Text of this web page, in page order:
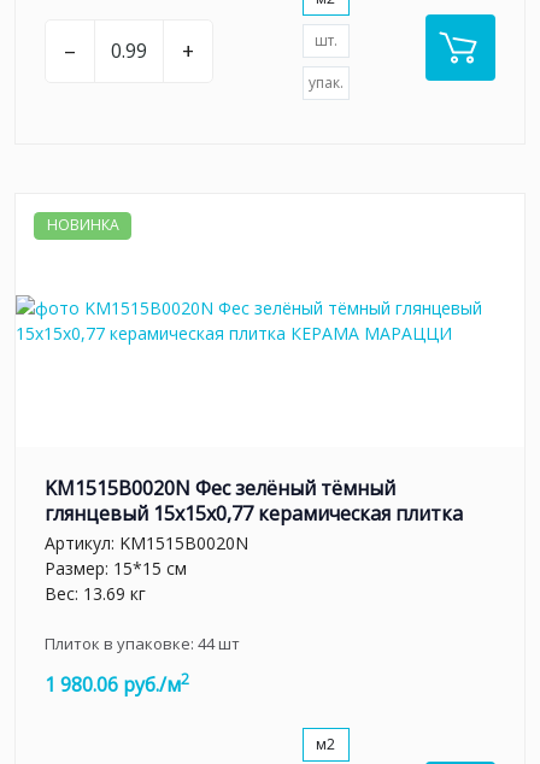
– + шт.
упак.
НОВИНКА
KM1515B0020N Фес зелёный тёмный
глянцевый 15x15x0,77 керамическая плитка
Артикул: KM1515B0020N
Размер: 15*15 см
Вес: 13.69 кг
Плиток в упаковке: 44шт
1 980.06 руб./м2
м2